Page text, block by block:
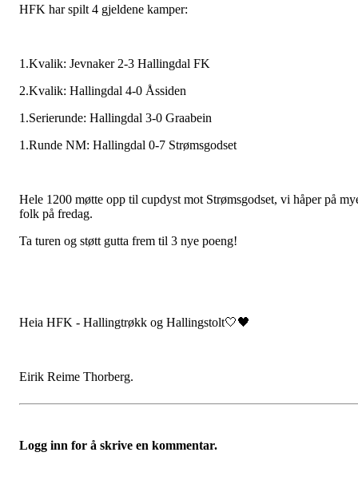
HFK har spilt 4 gjeldene kamper:
1.Kvalik: Jevnaker 2-3 Hallingdal FK
2.Kvalik: Hallingdal 4-0 Åssiden
1.Serierunde: Hallingdal 3-0 Graabein
1.Runde NM: Hallingdal 0-7 Strømsgodset
Hele 1200 møtte opp til cupdyst mot Strømsgodset, vi håper på
folk på fredag.
Ta turen og støtt gutta frem til 3 nye poeng!
Heia HFK - Hallingtrøkk og Hallingstolt🤍🖤
Eirik Reime Thorberg.
Logg inn for å skrive en kommentar.